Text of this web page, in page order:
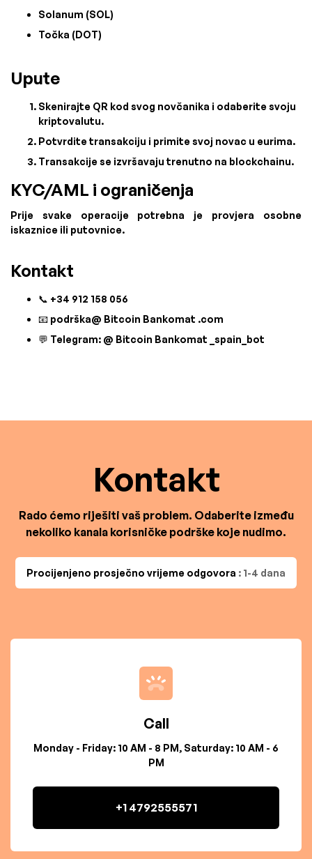
Solanum (SOL)
Točka (DOT)
Upute
Skenirajte QR kod svog novčanika i odaberite svoju
kriptovalutu.
Potvrdite transakciju i primite svoj novac u eurima.
Transakcije se izvršavaju trenutno na blockchainu.
KYC/AML i ograničenja
Prije svake operacije potrebna je provjera osobne
iskaznice ili putovnice.
Kontakt
📞 +34 912 158 056
📧 podrška@ Bitcoin Bankomat .com
💬 Telegram: @ Bitcoin Bankomat _spain_bot
Kontakt
Rado ćemo riješiti vaš problem. Odaberite između
nekoliko kanala korisničke podrške koje nudimo.
Procijenjeno prosječno vrijeme odgovora : 1-4 dana
Call
Monday - Friday: 10 AM - 8 PM, Saturday: 10 AM - 6
PM
+1 4792555571